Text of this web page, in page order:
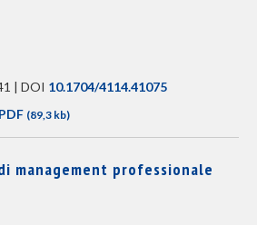
| DOI 10.1704/4114.41075
PDF (89,3 kb)
management professionale